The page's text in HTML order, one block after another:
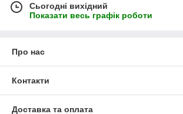
Сьогодні вихідний
Показати весь графік роботи
Про нас
Контакти
Доставка та оплата